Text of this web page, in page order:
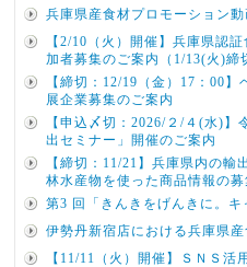
兵庫県産食材プロモーション
【2/10（火）開催】兵庫県認
加者募集のご案内（1/13(火)締
【締切：12/19（金）17：00
展企業募集のご案内
【申込〆切：2026/２/４(水)
出セミナー」開催のご案内
【締切：11/21】兵庫県内の
林水産物を使った商品情報の
第3 回「きんきをげんきに。
伊勢丹新宿店における兵庫県
【11/11（火）開催】ＳＮＳ